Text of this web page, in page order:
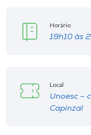
Horário
19h10 às
Local
Unoesc –
Capinzal